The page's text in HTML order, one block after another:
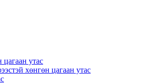
утас
хөнгөн цагаан утас